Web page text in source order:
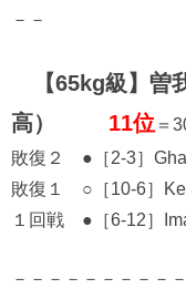
－－
【65kg級】曽
高）
11位 ＝
敗復２ ●［2-3］
敗復１ ○［10-6］
１回戦 ●［6-12］
－－－－－－－－－